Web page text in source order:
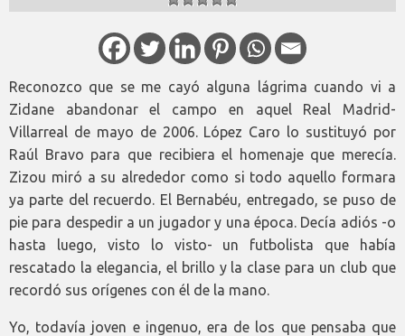
Reconozco que se me cayó alguna lágrima cuando vi a
Zidane abandonar el campo en aquel Real Madrid-
Villarreal de mayo de 2006. López Caro lo sustituyó por
Raúl Bravo para que recibiera el homenaje que merecía.
Zizou miró a su alrededor como si todo aquello formara
ya parte del recuerdo. El Bernabéu, entregado, se puso de
pie para despedir a un jugador y una época. Decía adiós -o
hasta luego, visto lo visto- un futbolista que había
rescatado la elegancia, el brillo y la clase para un club que
recordó sus orígenes con él de la mano.
Yo, todavía joven e ingenuo, era de los que pensaba que